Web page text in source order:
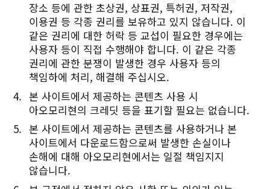
장소 등에 관한 초상권, 상표권, 특허권, 저작권,
이용권 등 각종 권리를 보유하고 있지 않습니다. 이
같은 권리에 대한 허락 등 교섭이 필요한 경우에는
사용자 등이 직접 수행해야 합니다. 이 같은 각종
권리에 관한 분쟁이 발생한 경우 사용자 등의
책임하에 처리, 해결해 주십시오.
본 사이트에서 제공하는 콘텐츠 사용 시
아오모리현의 크레딧 등을 표기할 필요는 없습니다.
본 사이트에서 제공하는 콘텐츠를 사용하거나 본
사이트에서 다운로드함으로써 발생한 손실이나
손해에 대해 아오모리현에서는 일절 책임지지
않습니다.